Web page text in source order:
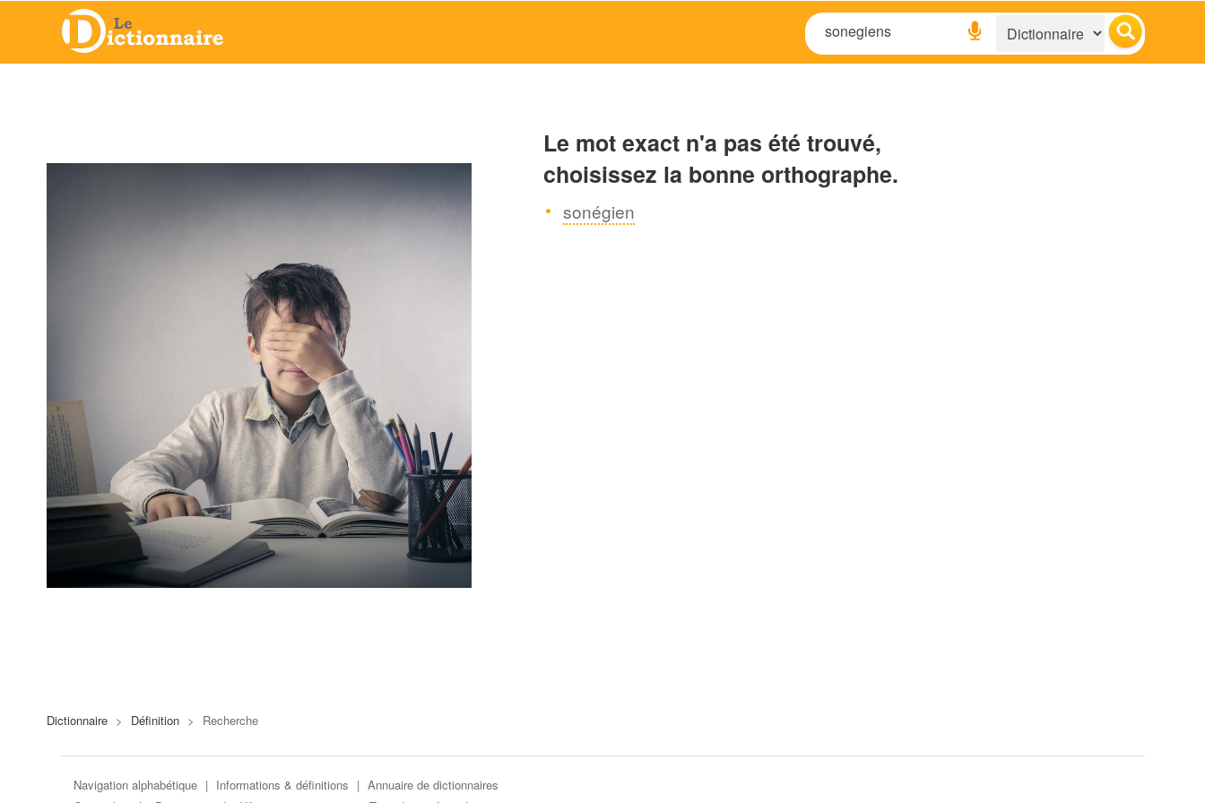
Le mot exact n'a pas été trouvé,
choisissez la bonne orthographe.
sonégien
Dictionnaire > Définition > Recherche
Navigation alphabétique | Informations & définitions | Annuaire de dictionnaires